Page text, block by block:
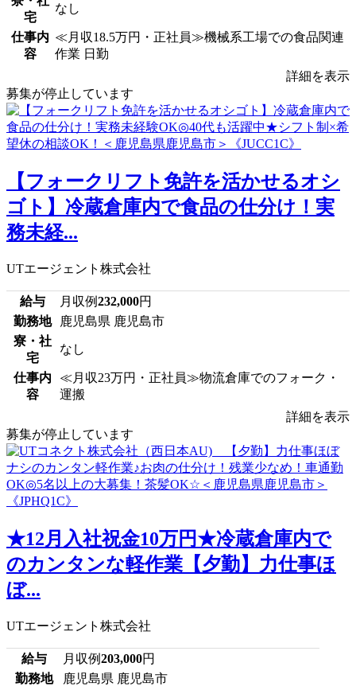
宅
なし
仕事内
容
≪月収18.5万円・正社員≫機械系工場での食品関連
作業 日勤
詳細を表示
募集が停止しています
【フォークリフト免許を活かせるオシ
ゴト】冷蔵倉庫内で食品の仕分け！実
務未経...
UTエージェント株式会社
給与 月収例232,000円
勤務地
鹿児島県 鹿児島市
寮・社
宅
なし
仕事内
容
≪月収23万円・正社員≫物流倉庫でのフォーク・
運搬
詳細を表示
募集が停止しています
★12月入社祝金10万円★冷蔵倉庫内で
のカンタンな軽作業【夕勤】力仕事ほ
ぼ...
UTエージェント株式会社
給与 月収例203,000円
勤務地
鹿児島県 鹿児島市